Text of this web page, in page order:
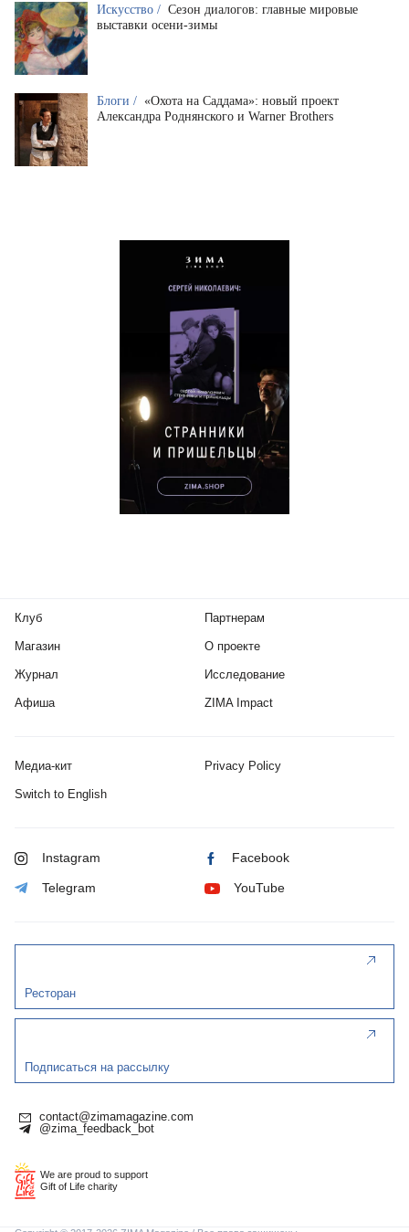
Искусство / Сезон диалогов: главные мировые
выставки осени-зимы
Блоги / «Охота на Саддама»: новый проект
Александра Роднянского и Warner Brothers
Клуб
Магазин
Журнал
Афиша
Партнерам
О проекте
Исследование
ZIMA Impact
Медиа-кит Privacy Policy
Switch to English
Instagram Facebook
Telegram YouTube
Ресторан
Подписаться на рассылку
contact@zimamagazine.com
@zima_feedback_bot
We are proud to support
Gift of Life charity